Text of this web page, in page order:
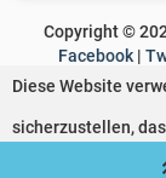
Copyright ©
Facebook |
Diese Website
sicherzustellen,
Erfahre